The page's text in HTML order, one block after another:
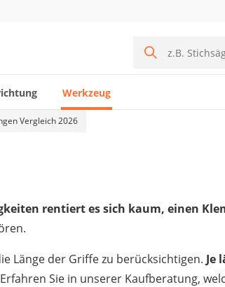
Werkzeug
Vergleich 2026
rentiert es sich kaum, einen
Länge der Griffe zu berücksichtigen. Je
Sie in unserer Kaufberatung,